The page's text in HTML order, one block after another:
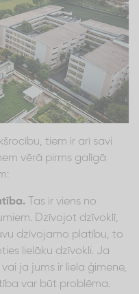
tiem ir arī savi
vērā pirms galīgā
Tas ir viens no
Dzīvojot dzīvoklī,
dzīvojamo platību, to
lielāku dzīvokli. Ja
ja jums ir liela ģimene,
var būt problēma.